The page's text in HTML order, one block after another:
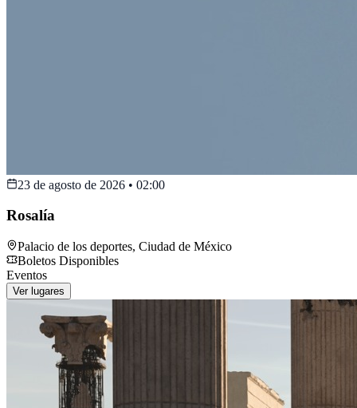
23 de agosto de 2026 • 02:00
Rosalía
Palacio de los deportes, Ciudad de México
Boletos Disponibles
Eventos
Ver lugares